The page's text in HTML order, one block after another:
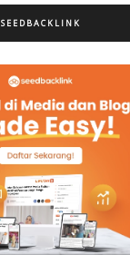
SEEDBACKLINK